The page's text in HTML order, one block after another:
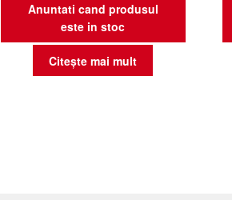
Anuntati cand produsul
este in stoc
Citește mai mult